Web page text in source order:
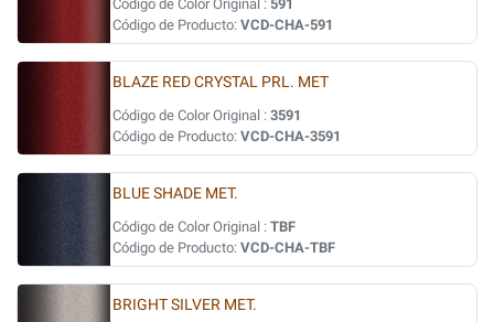
Código de Color Original : 591
Código de Producto: VCD-CHA-591
BLAZE RED CRYSTAL PRL. MET
Código de Color Original : 3591
Código de Producto: VCD-CHA-3591
BLUE SHADE MET.
Código de Color Original : TBF
Código de Producto: VCD-CHA-TBF
BRIGHT SILVER MET.